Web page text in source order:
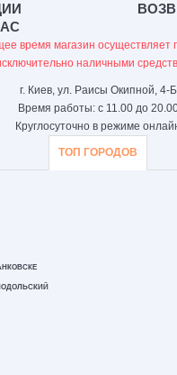
время магазин осуществляет
наличными
г. Киев, ул. Раисы Окипной, 4-Б
Время работы: с 11.00 до
Круглосуточно в режиме
ТОП ГОРОДОВ